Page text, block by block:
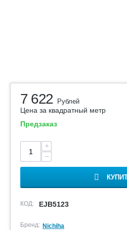
7 622 Рублей
Цена за квадратный метр
Предзаказ
+
−
КОД: EJB5123
Бренд: Nichiha